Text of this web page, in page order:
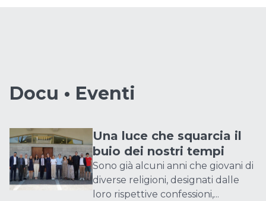
Docu • Eventi
Una luce che squarcia il
buio dei nostri tempi
Sono già alcuni anni che giovani di
diverse religioni, designati dalle
loro rispettive confessioni,...